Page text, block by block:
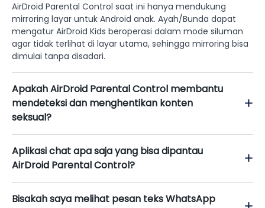
AirDroid Parental Control saat ini hanya mendukung
mirroring layar untuk Android anak. Ayah/Bunda dapat
mengatur AirDroid Kids beroperasi dalam mode siluman
agar tidak terlihat di layar utama, sehingga mirroring bisa
dimulai tanpa disadari.
Apakah AirDroid Parental Control membantu
mendeteksi dan menghentikan konten
seksual?
Aplikasi chat apa saja yang bisa dipantau
AirDroid Parental Control?
Bisakah saya melihat pesan teks WhatsApp